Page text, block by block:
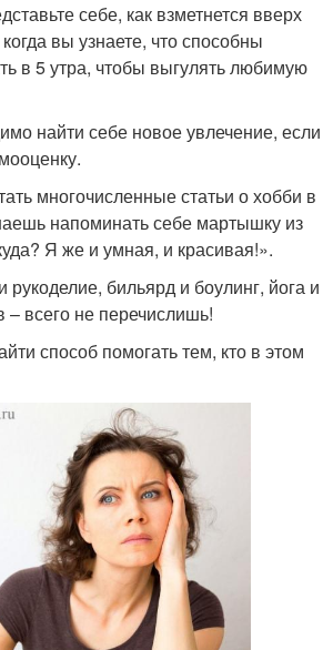
себе, как взметнется вверх
вы узнаете, что способны
в 5 утра, чтобы выгулять любимую
найти себе новое увлечение, если
многочисленные статьи о хобби в
напоминать себе мартышку из
Я же и умная, и красивая!».
бильярд и боулинг, йога и
– всего не перечислишь!
способ помогать тем, кто в этом